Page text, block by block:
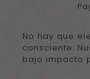
No hay que
consciente.
bajo impacto